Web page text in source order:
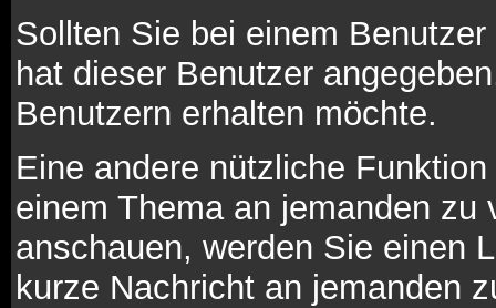
Sollten Sie bei einem
hat dieser Benutzer
Benutzern erhalten möchte.
Eine andere nützliche
einem Thema an jemanden
anschauen, werden Sie einen
kurze Nachricht an jemanden